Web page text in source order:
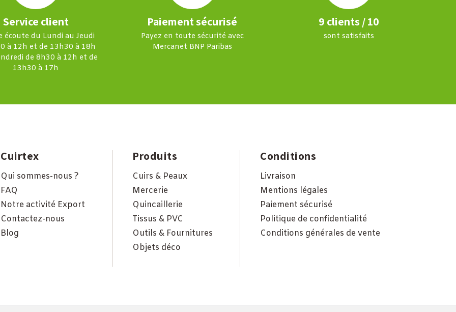
Service client
écoute du Lundi au Jeudi
à 12h et de 13h30 à 18h
de 8h30 à 12h et de
13h30 à 17h
Paiement sécurisé
Payez en toute sécurité avec
Mercanet BNP Paribas
9 clients / 10
sont satisfaits
Cuirtex
Qui sommes-nous ?
FAQ
Notre activité Export
Contactez-nous
Blog
Produits
Cuirs & Peaux
Mercerie
Quincaillerie
Tissus & PVC
Outils & Fournitures
Objets déco
Conditions
Livraison
Mentions légales
Paiement sécurisé
Politique de confidentialité
Conditions générales de vente